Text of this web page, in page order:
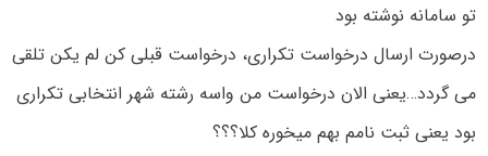
تو سامانه نوشته بود
درصورت ارسال درخواست تکراری، درخواست قبلی کن لم یکن تلقی
می گردد…یعنی الان درخواست من واسه رشته شهر انتخابی تکراری
بود یعنی ثبت نامم بهم میخوره کلا؟؟؟